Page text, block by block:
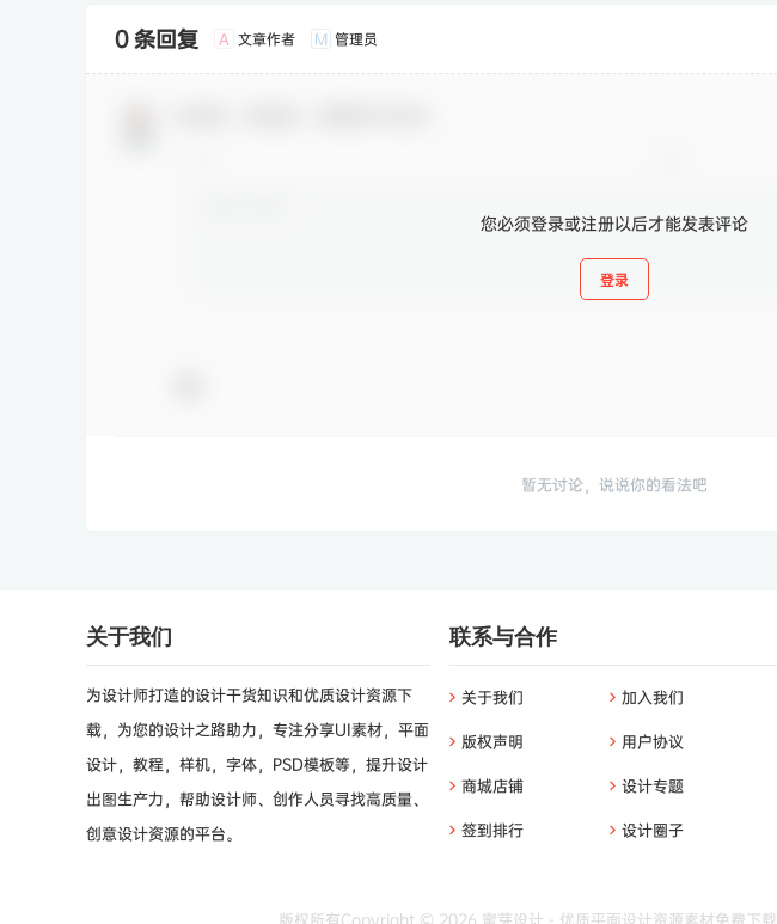
0 条回复 A 文章作者 M 管理员
您必须登录或注册以后才能发表评论
登录
暂无讨论，说说你的看法吧
关于我们
为设计师打造的设计干货知识和优质设计资源下
载，为您的设计之路助力，专注分享UI素材，平面
设计，教程，样机，字体，PSD模板等，提升设计
出图生产力，帮助设计师、创作人员寻找高质量、
创意设计资源的平台。
联系与合作
关于我们 加入我们
版权声明 用户协议
商城店铺 设计专题
签到排行 设计圈子
版权所有Copyright © 2026 蜜芽设计 - 优质平面设计资源素材免费下载